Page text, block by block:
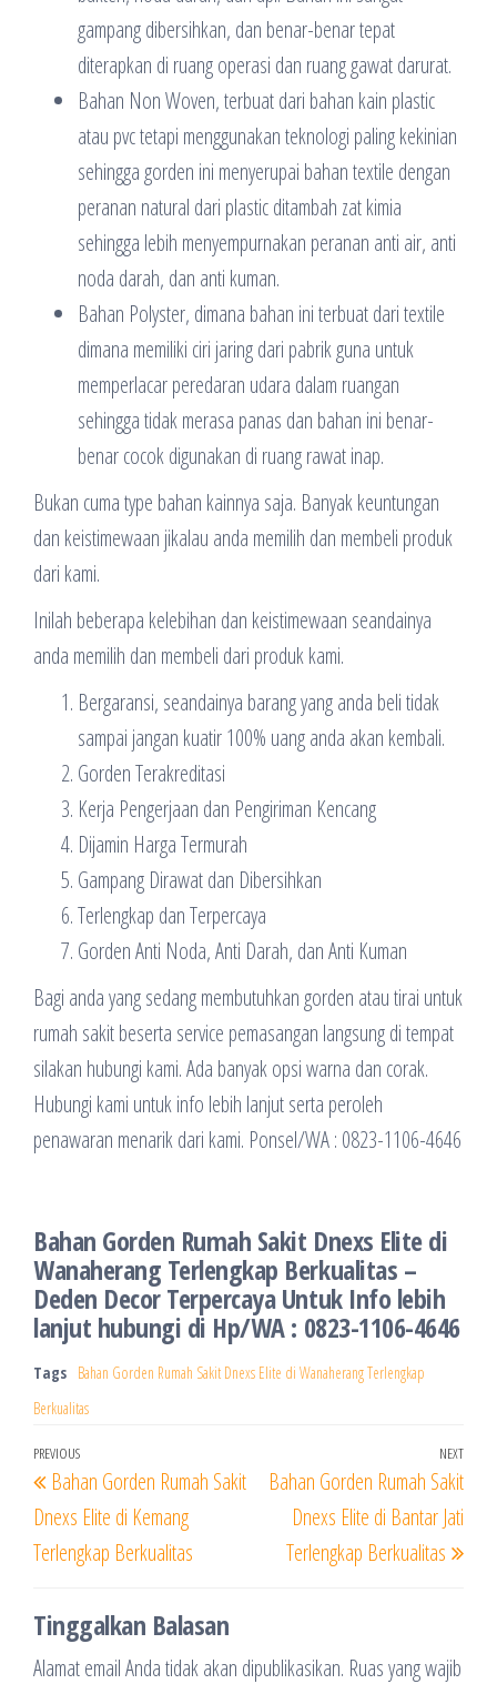
gampang dibersihkan, dan benar-benar tepat
diterapkan di ruang operasi dan ruang gawat darurat.
Bahan Non Woven, terbuat dari bahan kain plastic
atau pvc tetapi menggunakan teknologi paling kekinian
sehingga gorden ini menyerupai bahan textile dengan
peranan natural dari plastic ditambah zat kimia
sehingga lebih menyempurnakan peranan anti air, anti
noda darah, dan anti kuman.
Bahan Polyster, dimana bahan ini terbuat dari textile
dimana memiliki ciri jaring dari pabrik guna untuk
memperlacar peredaran udara dalam ruangan
sehingga tidak merasa panas dan bahan ini benar-
benar cocok digunakan di ruang rawat inap.
Bukan cuma type bahan kainnya saja. Banyak keuntungan
dan keistimewaan jikalau anda memilih dan membeli produk
dari kami.
Inilah beberapa kelebihan dan keistimewaan seandainya
anda memilih dan membeli dari produk kami.
Bergaransi, seandainya barang yang anda beli tidak
sampai jangan kuatir 100% uang anda akan kembali.
Gorden Terakreditasi
Kerja Pengerjaan dan Pengiriman Kencang
Dijamin Harga Termurah
Gampang Dirawat dan Dibersihkan
Terlengkap dan Terpercaya
Gorden Anti Noda, Anti Darah, dan Anti Kuman
Bagi anda yang sedang membutuhkan gorden atau tirai untuk
rumah sakit beserta service pemasangan langsung di tempat
silakan hubungi kami. Ada banyak opsi warna dan corak.
Hubungi kami untuk info lebih lanjut serta peroleh
penawaran menarik dari kami. Ponsel/WA : 0823-1106-4646
Bahan Gorden Rumah Sakit Dnexs Elite di
Wanaherang Terlengkap Berkualitas –
Deden Decor Terpercaya Untuk Info lebih
lanjut hubungi di Hp/WA : 0823-1106-4646
Tags Bahan Gorden Rumah Sakit Dnexs Elite di Wanaherang Terlengkap
Berkualitas
Navigasi
pos
Previous
Post
PREVIOUS
Bahan Gorden Rumah Sakit
Dnexs Elite di Kemang
Terlengkap Berkualitas
Next
Post
NEXT
Bahan Gorden Rumah Sakit
Dnexs Elite di Bantar Jati
Terlengkap Berkualitas
Tinggalkan Balasan
Alamat email Anda tidak akan dipublikasikan. Ruas yang wajib